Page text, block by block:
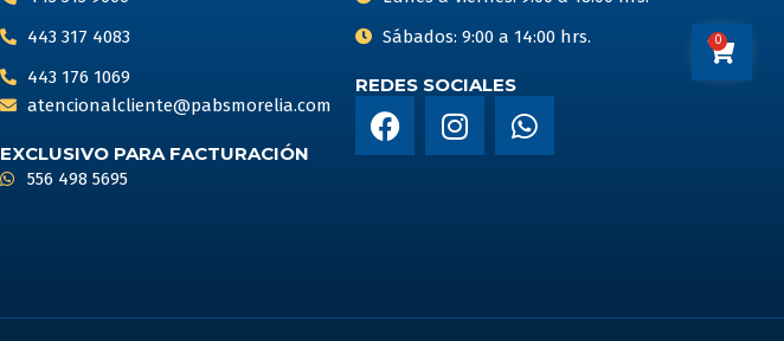
0
Carrito
443 317 4083
443 176 1069
atencionalcliente@pabsmorelia.com
EXCLUSIVO PARA FACTURACIÓN
556 498 5695
Sábados: 9:00 a 14:00 hrs.
REDES SOCIALES
F
a
k
I
n
a
W
h
p